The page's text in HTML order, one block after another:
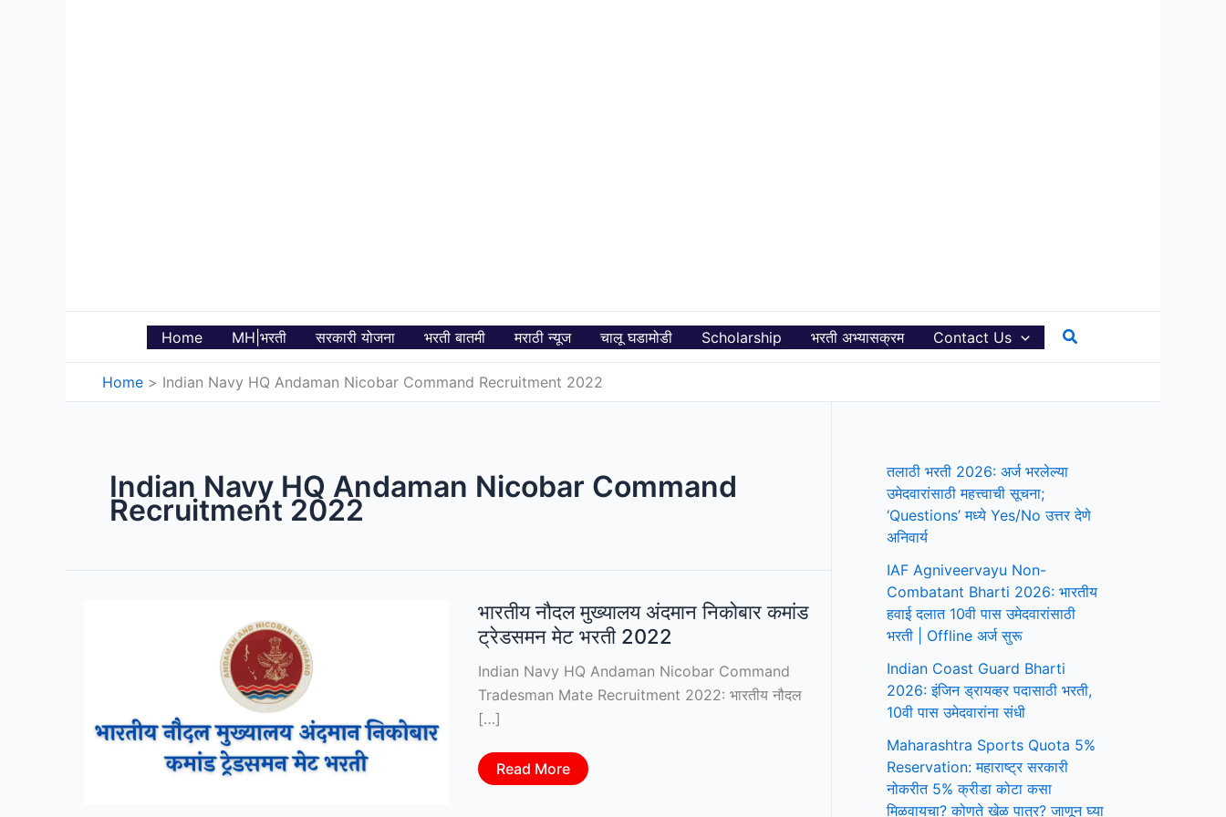
Home MH|भरती सरकारी योजना भरती बातमी मराठी न्यूज चालू घडामोडी Scholarship भरती अभ्यासक्रम Contact Us Search
Home Indian Navy HQ Andaman Nicobar Command Recruitment 2022
Indian Navy HQ Andaman Nicobar Command
Recruitment 2022
भारतीय नौदल मुख्यालय अंदमान निकोबार कमांड
ट्रेडसमन मेट भरती 2022
Indian Navy HQ Andaman Nicobar Command
Tradesman Mate Recruitment 2022: भारतीय नौदल
[…]
भारतीय
नौदल
Read More
तलाठी भरती 2026: अर्ज भरलेल्या
उमेदवारांसाठी महत्त्वाची सूचना;
‘Questions’ मध्ये Yes/No उत्तर देणे
अनिवार्य
IAF Agniveervayu Non-
Combatant Bharti 2026: भारतीय
हवाई दलात 10वी पास उमेदवारांसाठी
भरती | Offline अर्ज सुरू
Indian Coast Guard Bharti
2026: इंजिन ड्रायव्हर पदासाठी भरती,
10वी पास उमेदवारांना संधी
Maharashtra Sports Quota 5%
Reservation: महाराष्ट्र सरकारी
नोकरीत 5% क्रीडा कोटा कसा
मिळवायचा? कोणते खेळ पात्र? जाणून घ्या